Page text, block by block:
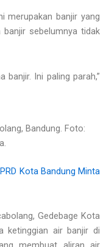
merupakan banjir yang
banjir sebelumnya tidak
banjir. Ini paling parah,”
Bandung. Foto:
Kota Bandung Minta
Gedebage Kota
ketinggian air banjir di